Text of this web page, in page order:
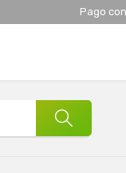
Pago